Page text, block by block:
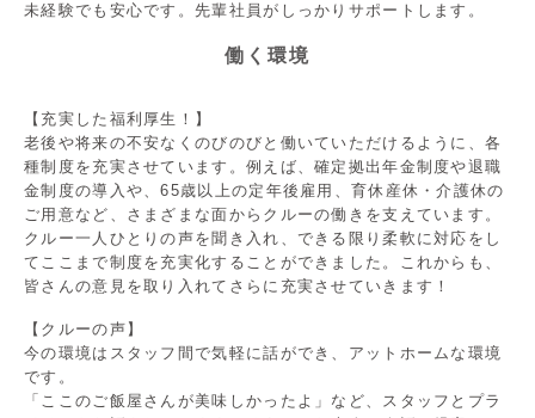
未経験でも安心です。先輩社員がしっかりサポートします。
働く環境
【充実した福利厚生！】
老後や将来の不安なくのびのびと働いていただけるように、各
種制度を充実させています。例えば、確定拠出年金制度や退職
金制度の導入や、65歳以上の定年後雇用、育休産休・介護休の
ご用意など、さまざまな面からクルーの働きを支えています。
クルー一人ひとりの声を聞き入れ、できる限り柔軟に対応をし
てここまで制度を充実化することができました。これからも、
皆さんの意見を取り入れてさらに充実させていきます！
【クルーの声】
今の環境はスタッフ間で気軽に話ができ、アットホームな環境
です。
「ここのご飯屋さんが美味しかったよ」など、スタッフとプラ